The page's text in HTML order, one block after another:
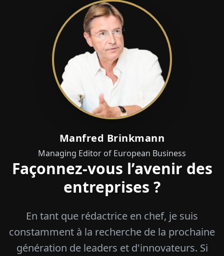
Manfred Brinkmann
Managing Editor of European Business
Façonnez-vous l’avenir des
entreprises ?
En tant que rédactrice en chef, je suis
constamment à la recherche de la prochaine
génération de leaders et d'innovateurs. Si